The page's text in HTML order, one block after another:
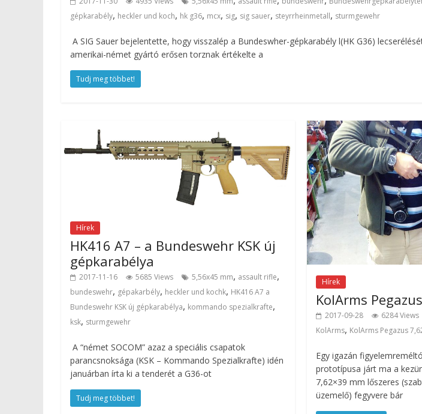
gépkarabély, heckler und koch, hk g36, mcx, sig, sig sauer, steyrrheinmetall, sturmgewehr
A SIG Sauer bejelentette, hogy visszalép a Bundeswher-gépkarabély l(HK G36)
amerikai-német gyártó erősen torznak értékelte a
Tudj meg többet!
Hírek
HK416 A7 – a Bundeswehr KSK új
gépkarabélya
2017-11-16 5685 Views 5,56x45 mm, assault rifle,
bundeswehr, gépakarbély, heckler und kochk, HK416 A7 a
Bundeswehr KSK új gépkarabélya, kommando spezialkrafte,
ksk, sturmgewehr
A “német SOCOM” azaz a speciális csapatok
parancsnoksága (KSK – Kommando Spezialkrafte) idén
januárban írta ki a tenderét a G36-ot
Tudj meg többet!
Hírek
KolArms
2017-09-28 6284 Views
KolArms, KolArms Pegazus
Egy igazán
prototípusa járt ma a
7,62×39 mm lőszeres
üzemelő) fegyvere bár